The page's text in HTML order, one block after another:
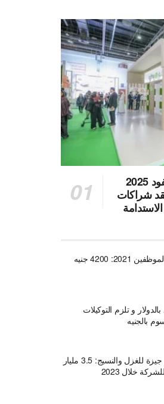
أغذية تُعزز ريادتها في جلفود 2025
شراكات
جدول زيادة مرتبات الموظفين 2021: 4200 جنيه
و تلزم التوكيلات
بالجنيه
فاضل مرزوق رئيس جيزة للغزل والنسيج: 3.5 مليار
خلال 2023